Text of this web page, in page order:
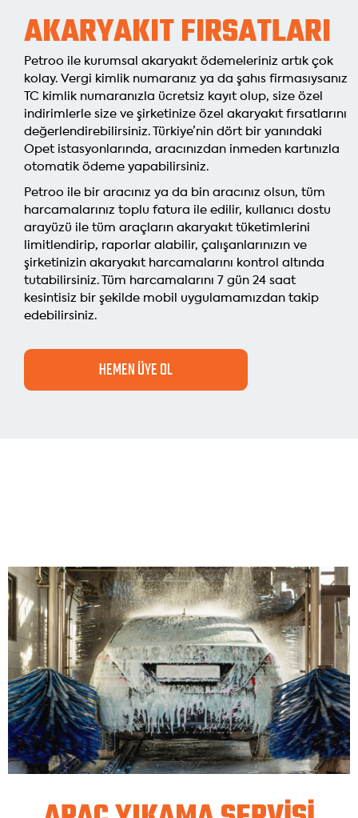
AKARYAKIT FIRSATLARI
Petroo ile kurumsal akaryakıt ödemeleriniz artık çok
kolay. Vergi kimlik numaranız ya da şahıs firmasıysanız
TC kimlik numaranızla ücretsiz kayıt olup, size özel
indirimlerle size ve şirketinize özel akaryakıt fırsatlarını
değerlendirebilirsiniz. Türkiye’nin dört bir yanındaki
Opet istasyonlarında, aracınızdan inmeden kartınızla
otomatik ödeme yapabilirsiniz.
Petroo ile bir aracınız ya da bin aracınız olsun, tüm
harcamalarınız toplu fatura ile edilir, kullanıcı dostu
arayüzü ile tüm araçların akaryakıt tüketimlerini
limitlendirip, raporlar alabilir, çalışanlarınızın ve
şirketinizin akaryakıt harcamalarını kontrol altında
tutabilirsiniz. Tüm harcamalarını 7 gün 24 saat
kesintisiz bir şekilde mobil uygulamamızdan takip
edebilirsiniz.
HEMEN ÜYE OL